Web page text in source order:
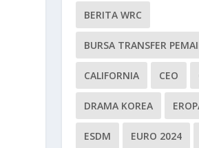
BERITA WRC
BURSA TRANSFER
CALIFORNIA CEO
DRAMA KOREA
ESDM EURO 2024